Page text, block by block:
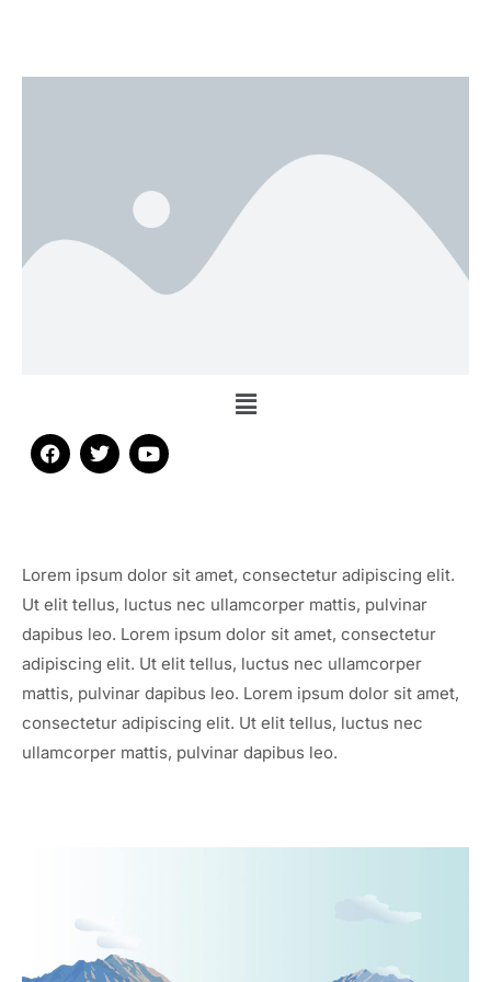
Lorem ipsum dolor sit amet, consectetur adipiscing elit.
Ut elit tellus, luctus nec ullamcorper mattis, pulvinar
dapibus leo. Lorem ipsum dolor sit amet, consectetur
adipiscing elit. Ut elit tellus, luctus nec ullamcorper
mattis, pulvinar dapibus leo. Lorem ipsum dolor sit amet,
consectetur adipiscing elit. Ut elit tellus, luctus nec
ullamcorper mattis, pulvinar dapibus leo.